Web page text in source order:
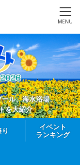
MENU
ル、海水浴場、
を大紹介
イベント
ランキング